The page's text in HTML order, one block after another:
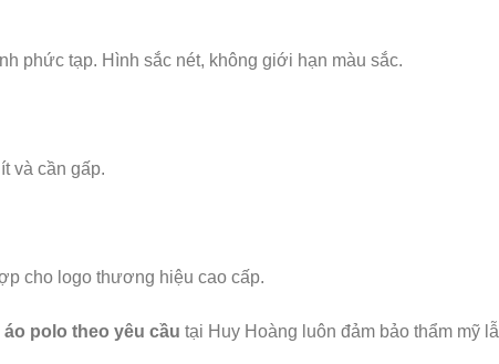
phức tạp. Hình sắc nét, không giới hạn màu sắc.
và cần gấp.
cho logo thương hiệu cao cấp.
áo polo theo yêu cầu tại Huy Hoàng luôn đảm bảo thẩm mỹ